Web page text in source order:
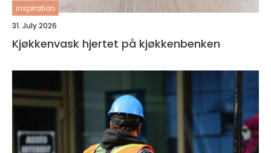
inspiration
31. July 2026
Kjøkkenvask hjertet på kjøkkenbenken